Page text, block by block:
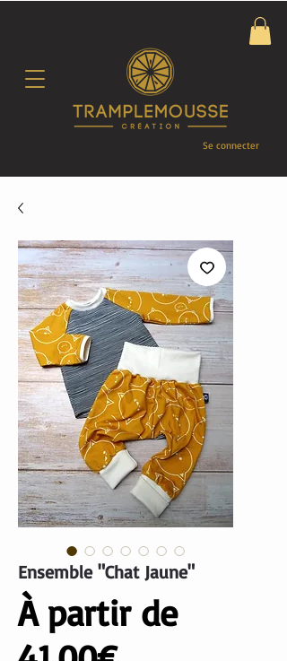
Se connecter
Ensemble "Chat Jaune"
À partir de